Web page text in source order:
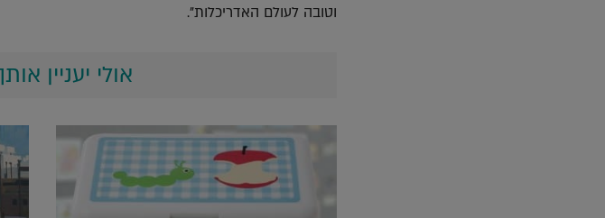
וטובה לעולם האדריכלות".
אולי יעניין